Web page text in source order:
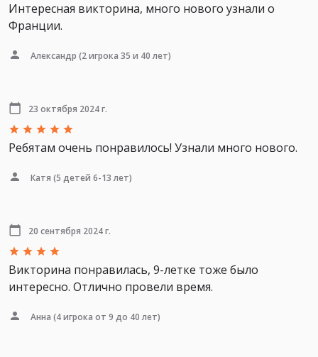
Интересная викторина, много нового узнали о
Франции.
Александр (2 игрока 35 и 40 лет)
23 октября 2024 г.
Ребятам очень понравилось! Узнали много нового.
Катя (5 детей 6-13 лет)
20 сентября 2024 г.
Викторина понравилась, 9-летке тоже было
интересно. Отлично провели время.
Анна (4 игрока от 9 до 40 лет)